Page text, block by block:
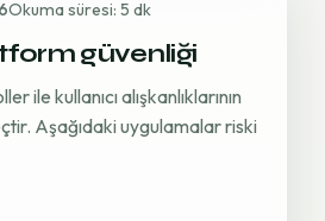
Okuma süresi: 5 dk
güvenliği
ile kullanıcı alışkanlıklarının
Aşağıdaki uygulamalar riski